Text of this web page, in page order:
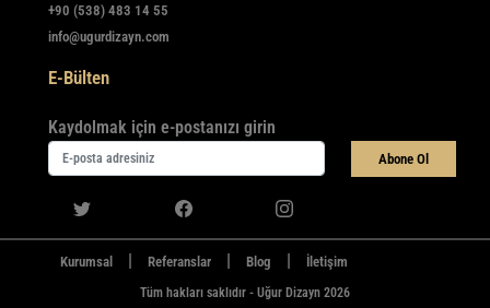
+90 (538) 483 14 55
info@ugurdizayn.com
E-Bülten
Kaydolmak için e-postanızı girin
Abone Ol
Kurumsal Referanslar Blog İletişim
Tüm hakları saklıdır - Uğur Dizayn 2026